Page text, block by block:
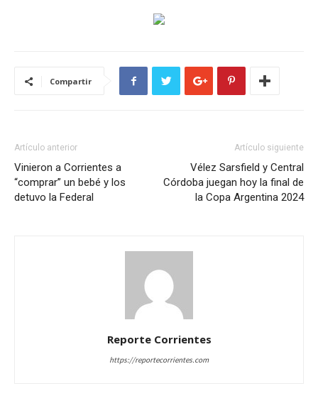
Compartir
Artículo anterior
Vinieron a Corrientes a
“comprar” un bebé y los
detuvo la Federal
Artículo siguiente
Vélez Sarsfield y Central
Córdoba juegan hoy la final de
la Copa Argentina 2024
Reporte Corrientes
https://reportecorrientes.com